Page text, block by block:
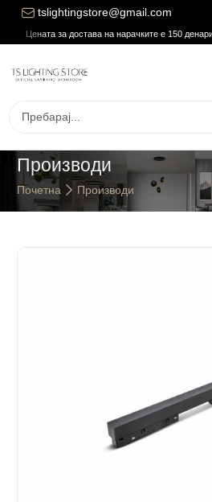
tslightingstore@gmail.com
Цената за достава на нарачките е 150 денари.
Производи
Почетна Производи